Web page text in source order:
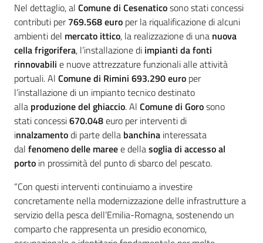
Nel dettaglio, al Comune di Cesenaticosono stati concessi
contributi per769.568 euro per la riqualificazione di alcuni
ambienti del mercato ittico, la realizzazione di una nuova
cella frigorifera, l’installazione di impianti da fonti
rinnovabili e nuove attrezzature funzionali alle attività
portuali. Al Comune di Rimini 693.290euro per
l’installazione di un impianto tecnico destinato
alla produzione del ghiaccio. Al Comune di Gorosono
stati concessi670.048euro per interventi di
innalzamentodi parte della banchina interessata
dal fenomeno delle mareee dellasoglia di accesso al
porto in prossimità del punto di sbarco del pescato.
“Con questi interventi continuiamo a investire
concretamente nella modernizzazione delle infrastrutture a
servizio della pesca dell’Emilia-Romagna, sostenendo un
comparto che rappresenta un presidio economico,